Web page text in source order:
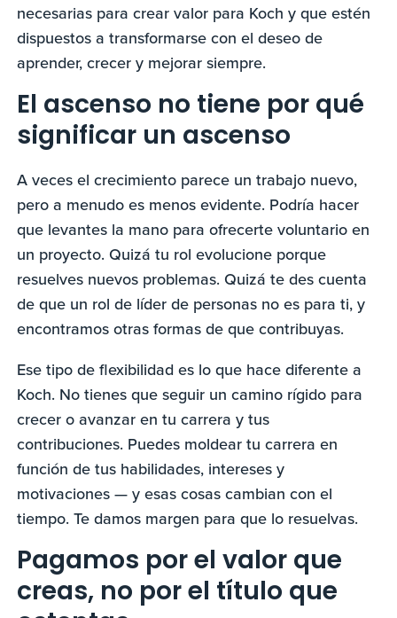
necesarias para crear valor para Koch y que estén
dispuestos a transformarse con el deseo de
aprender, crecer y mejorar siempre.
El ascenso no tiene por qué
significar un ascenso
A veces el crecimiento parece un trabajo nuevo,
pero a menudo es menos evidente. Podría hacer
que levantes la mano para ofrecerte voluntario en
un proyecto. Quizá tu rol evolucione porque
resuelves nuevos problemas. Quizá te des cuenta
de que un rol de líder de personas no es para ti, y
encontramos otras formas de que contribuyas.
Ese tipo de flexibilidad es lo que hace diferente a
Koch. No tienes que seguir un camino rígido para
crecer o avanzar en tu carrera y tus
contribuciones. Puedes moldear tu carrera en
función de tus habilidades, intereses y
motivaciones — y esas cosas cambian con el
tiempo. Te damos margen para que lo resuelvas.
Pagamos por el valor que
creas, no por el título que